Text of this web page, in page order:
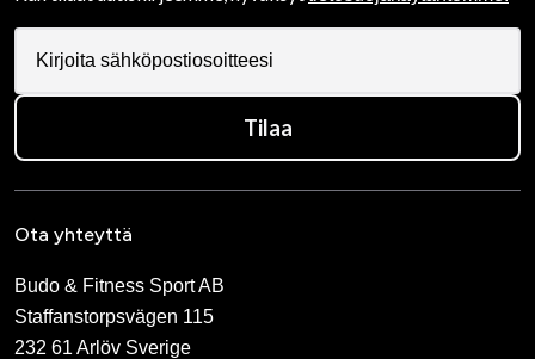
Tilaa
Ota yhteyttä
Budo & Fitness Sport AB
Staffanstorpsvägen 115
232 61 Arlöv Sverige